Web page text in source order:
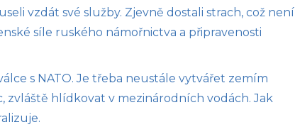
vzdát své služby. Zjevně dostali strach, což není
síle ruského námořnictva a připravenosti
s NATO. Je třeba neustále vytvářet zemím
zvláště hlídkovat v mezinárodních vodách. Jak